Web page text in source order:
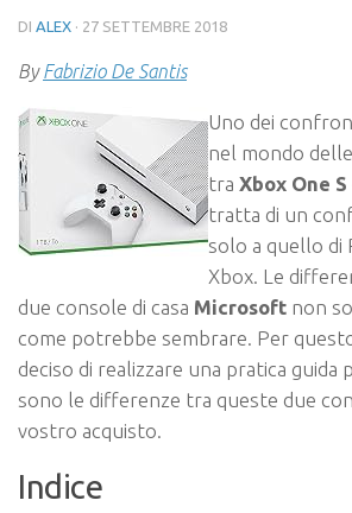
DI ALEX · 27 SETTEMBRE 2018
ByFabrizio De Santis
Uno dei
nel mondo
tra Xbox One S
tratta di un
solo a quello di
Xbox. Le
due console di casa Microsoft non
come potrebbe sembrare. Per
deciso di realizzare una pratica guida
sono le differenze tra queste due
vostro acquisto.
Indice